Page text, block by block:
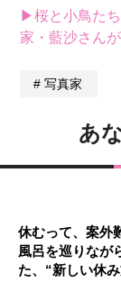
▶桜と小鳥た
家・藍沙さん
写真家
あ
休むって、案外
風呂を巡りなが
た、“新しい休